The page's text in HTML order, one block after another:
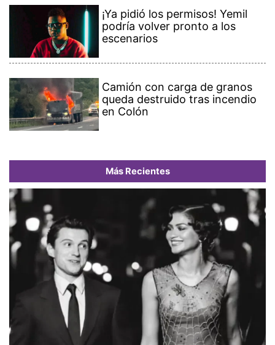
¡Ya pidió los permisos! Yemil
podría volver pronto a los
escenarios
Camión con carga de granos
queda destruido tras incendio
en Colón
Más Recientes